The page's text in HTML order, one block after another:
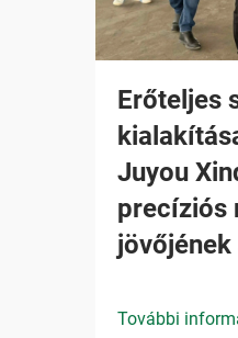
Erőteljes
Juyou
precíziós
További